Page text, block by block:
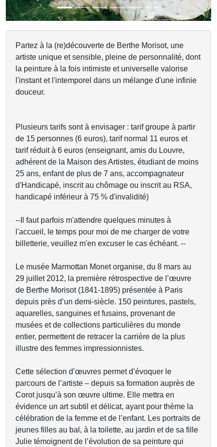
Partez à la (re)découverte de Berthe Morisot, une
artiste unique et sensible, pleine de personnalité, dont
la peinture à la fois intimiste et universelle valorise
l'instant et l'intemporel dans un mélange d'une infinie
douceur.
Plusieurs tarifs sont à envisager : tarif groupe à partir
de 15 personnes (6 euros), tarif normal 11 euros et
tarif réduit à 6 euros (enseignant, amis du Louvre,
adhérent de la Maison des Artistes, étudiant de moins
25 ans, enfant de plus de 7 ans, accompagnateur
d'Handicapé, inscrit au chômage ou inscrit au RSA,
handicapé inférieur à 75 % d'invalidité)
--Il faut parfois m'attendre quelques minutes à
l'accueil, le temps pour moi de me charger de votre
billetterie, veuillez m'en excuser le cas échéant. --
Le musée Marmottan Monet organise, du 8 mars au
29 juillet 2012, la première rétrospective de l’œuvre
de Berthe Morisot (1841-1895) présentée à Paris
depuis près d’un demi-siècle. 150 peintures, pastels,
aquarelles, sanguines et fusains, provenant de
musées et de collections particulières du monde
entier, permettent de retracer la carrière de la plus
illustre des femmes impressionnistes.
Cette sélection d’œuvres permet d’évoquer le
parcours de l’artiste – depuis sa formation auprès de
Corot jusqu’à son œuvre ultime. Elle mettra en
évidence un art subtil et délicat, ayant pour thème la
célébration de la femme et de l’enfant. Les portraits de
jeunes filles au bal, à la toilette, au jardin et de sa fille
Julie témoignent de l’évolution de sa peinture qui